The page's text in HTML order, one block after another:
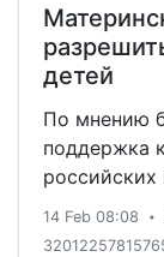
детей
По мнению
поддержка
российских
14 Feb 08:08 •